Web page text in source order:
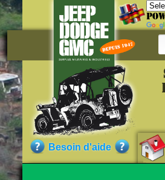
Besoin d'aide
VT1501
Qualité :